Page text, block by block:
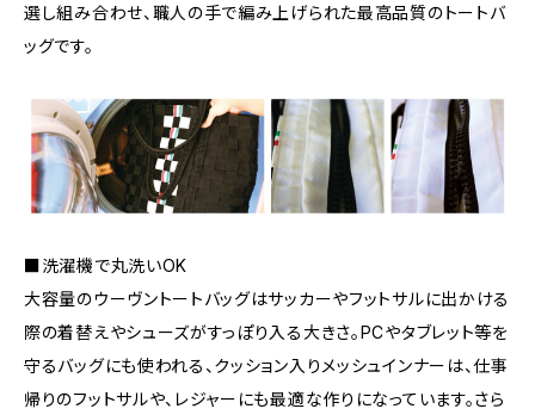
選し組み合わせ、職人の手で編み上げられた最高品質のトートバ
ッグです。
■洗濯機で丸洗いOK
大容量のウーヴントートバッグはサッカーやフットサルに出かける
際の着替えやシューズがすっぽり入る大きさ。PCやタブレット等を
守るバッグにも使われる、クッション入りメッシュインナーは、仕事
帰りのフットサルや、レジャーにも最適な作りになっています。さら